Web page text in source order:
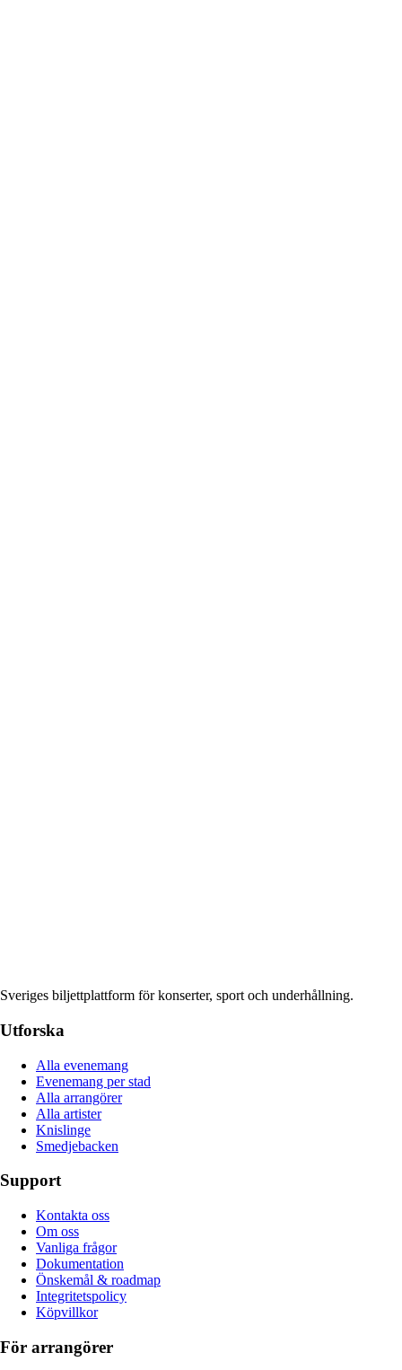
Sveriges biljettplattform för konserter, sport och underhållning.
Utforska
Alla evenemang
Evenemang per stad
Alla arrangörer
Alla artister
Knislinge
Smedjebacken
Support
Kontakta oss
Om oss
Vanliga frågor
Dokumentation
Önskemål & roadmap
Integritetspolicy
Köpvillkor
För arrangörer